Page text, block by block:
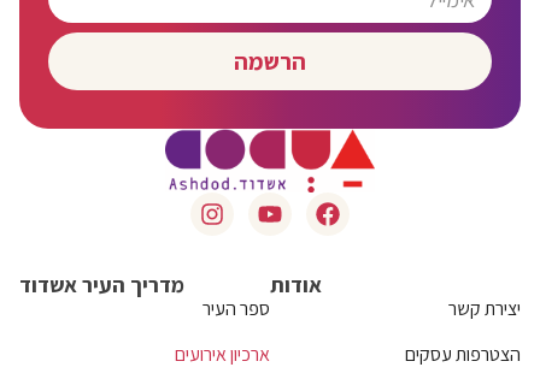
הרשמה
אודות
יצירת קשר
הצטרפות עסקים
מדריך העיר אשדוד
ספר העיר
ארכיון אירועים